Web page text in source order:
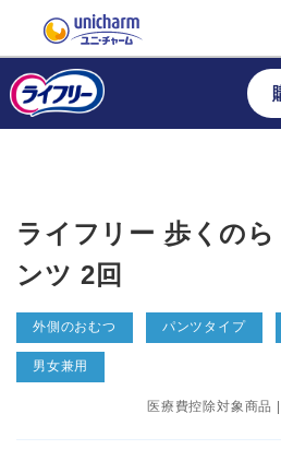
ライフリー 歩くの
ンツ 2回
外側のおむつ パンツタイプ
男女兼用
医療費控除対象商品